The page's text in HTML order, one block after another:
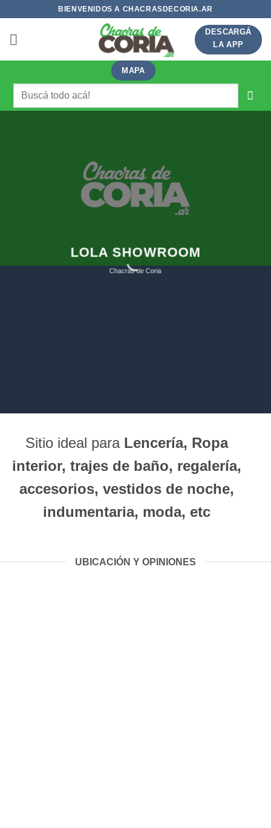
contenido
BIENVENIDOS A CHACRASDECORIA.AR
DESCARGÁ
LA APP
MAPA
Buscar
LOLA SHOWROOM
Chacras de Coria
Sitio ideal para Lencería, Ropa
interior, trajes de baño, regalería,
accesorios, vestidos de noche,
indumentaria, moda, etc
UBICACIÓN Y OPINIONES